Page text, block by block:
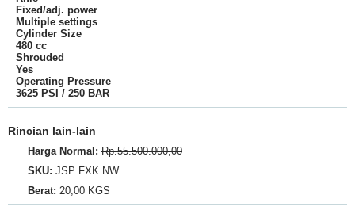
Fixed/adj. power
Multiple settings
Cylinder Size
480 cc
Shrouded
Yes
Operating Pressure
3625 PSI / 250 BAR
Rincian lain-lain
Harga Normal: Rp.55.500.000,00
SKU: JSP FXK NW
Berat: 20,00 KGS